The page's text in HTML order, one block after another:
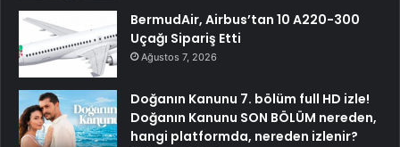
BermudAir, Airbus’tan 10 A220-300
Uçağı Sipariş Etti
Ağustos 7, 2026
Doğanın Kanunu 7. bölüm full HD izle!
Doğanın Kanunu SON BÖLÜM nereden,
hangi platformda, nereden izlenir?